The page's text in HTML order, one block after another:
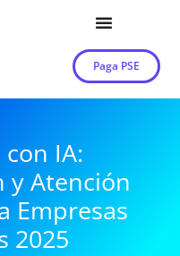
Paga PSE
IA:
y Atención
Empresas
2025